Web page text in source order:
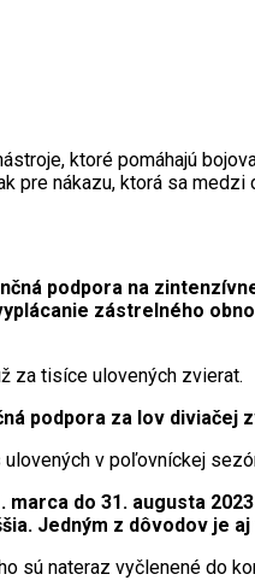
ktoré pomáhajú
pre nákazu, ktorá sa
podpora na
zástrelného
za tisíce ulovených zvierat.
podpora za lov diviačej
ulovených v poľovníckej
marca do 31. augusta
Jedným z dôvodov je
sú nateraz vyčlenené do